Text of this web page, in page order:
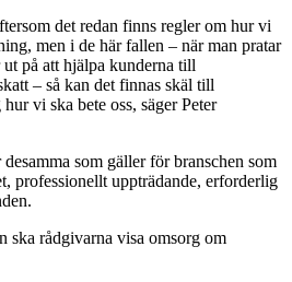
det redan finns regler om hur vi
men i de här fallen – när man pratar
på att hjälpa kunderna till
– så kan det finnas skäl till
vi ska bete oss, säger Peter
som gäller för branschen som
professionellt uppträdande, erforderlig
ska rådgivarna visa omsorg om